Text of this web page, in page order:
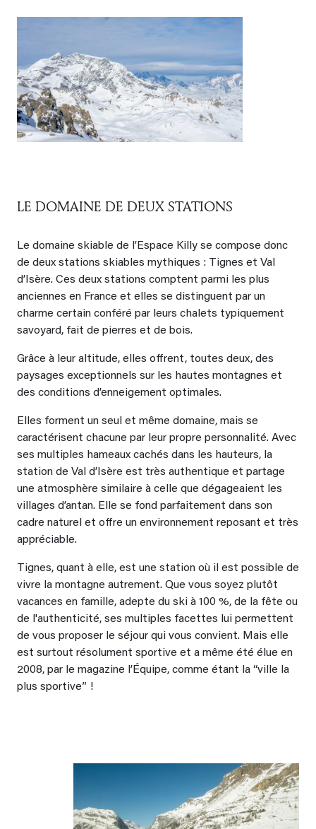
LE DOMAINE DE DEUX STATIONS
Le domaine skiable de l’Espace Killy se compose donc
de deux stations skiables mythiques : Tignes et Val
d’Isère. Ces deux stations comptent parmi les plus
anciennes en France et elles se distinguent par un
charme certain conféré par leurs chalets typiquement
savoyard, fait de pierres et de bois.
Grâce à leur altitude, elles offrent, toutes deux, des
paysages exceptionnels sur les hautes montagnes et
des conditions d’enneigement optimales.
Elles forment un seul et même domaine, mais se
caractérisent chacune par leur propre personnalité. Avec
ses multiples hameaux cachés dans les hauteurs, la
station de Val d’Isère est très authentique et partage
une atmosphère similaire à celle que dégageaient les
villages d’antan. Elle se fond parfaitement dans son
cadre naturel et offre un environnement reposant et très
appréciable.
Tignes, quant à elle, est une station où il est possible de
vivre la montagne autrement. Que vous soyez plutôt
vacances en famille, adepte du ski à 100 %, de la fête ou
de l'authenticité, ses multiples facettes lui permettent
de vous proposer le séjour qui vous convient. Mais elle
est surtout résolument sportive et a même été élue en
2008, par le magazine l’Équipe, comme étant la “ville la
plus sportive” !